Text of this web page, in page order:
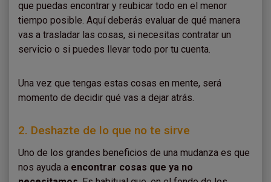
que puedas encontrar y reubicar todo en el menor
tiempo posible. Aquí deberás evaluar de qué manera
vas a trasladar las cosas, si necesitas contratar un
servicio o si puedes llevar todo por tu cuenta.
Una vez que tengas estas cosas en mente, será
momento de decidir qué vas a dejar atrás.
2. Deshazte de lo que no te sirve
Uno de los grandes beneficios de una mudanza es que
nos ayuda a encontrar cosas que ya no